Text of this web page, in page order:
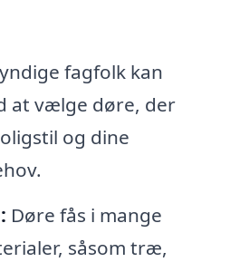
fagfolk kan
at vælge døre, der
og dine
Døre fås i mange
såsom træ,